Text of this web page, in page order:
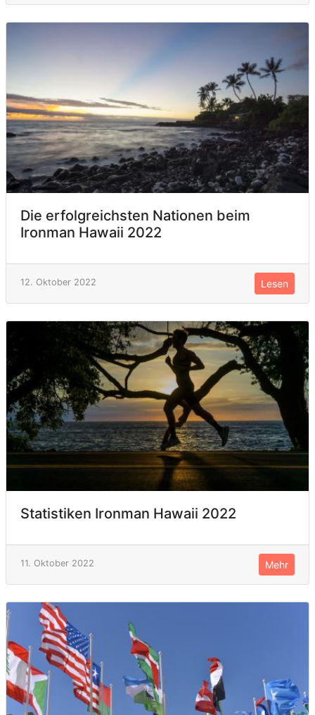
Die erfolgreichsten Nationen beim
Ironman Hawaii 2022
12. Oktober 2022 Lesen
Statistiken Ironman Hawaii 2022
11. Oktober 2022 Mehr